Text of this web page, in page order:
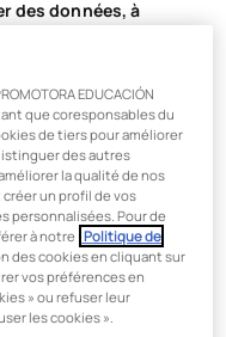
des données, à
pédagogique. De
votre propreprojet
heures sous la
des
structure globale et
EDUCACIÓN
que coresponsables du
de tiers pour améliorer
des autres
la qualité de nos
un profil de vos
personnalisées. Pour de
à notre Politique de
des cookies en cliquant sur
vos préférences en
» ou refuser leur
les cookies ».